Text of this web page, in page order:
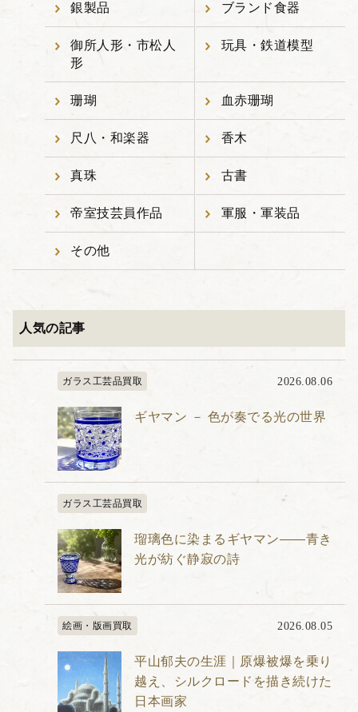
銀製品 ブランド食器
御所人形・市松人
形
玩具・鉄道模型
珊瑚 血赤珊瑚
尺八・和楽器 香木
真珠 古書
帝室技芸員作品 軍服・軍装品
その他
人気の記事
ガラス工芸品買取 2026.08.06
ギヤマン － 色が奏でる光の世界
ガラス工芸品買取
瑠璃色に染まるギヤマン――青き
光が紡ぐ静寂の詩
絵画・版画買取 2026.08.05
平山郁夫の生涯｜原爆被爆を乗り
越え、シルクロードを描き続けた
日本画家